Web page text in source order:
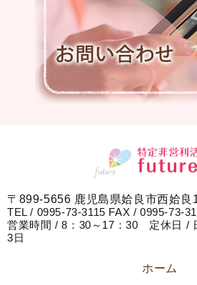
〒899-5656 鹿児島県姶良市西姶良
TEL / 0995-73-3115 FAX / 0995-73-
営業時間 / 8：30～17：30 定休日 /
3日
ホーム